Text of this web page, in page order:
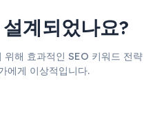
계되었나요?
위해 효과적인 SEO 키워드 전략
에게 이상적입니다.